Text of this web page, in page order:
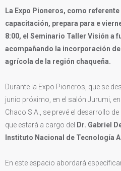
La Expo Pioneros, como
capacitación, prepara para e
8:00, el Seminario Taller Visión a
acompañando la incorporación
agrícola de la región chaqueña.
Durante la Expo Pioneros, que se
junio próximo, en el salón Jurumi,
Chaco S.A., se prevé el desarrollo
que estará a cargo del Dr. Gabriel
Instituto Nacional de Tecnología
En este espacio abordará